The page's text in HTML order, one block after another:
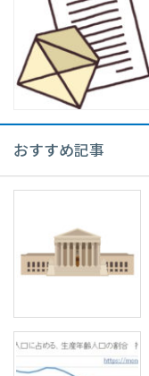
おすすめ記事